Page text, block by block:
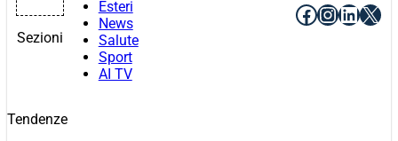
Sezioni
Esteri
News
Salute
Sport
AI TV
Facebook
X
Tendenze